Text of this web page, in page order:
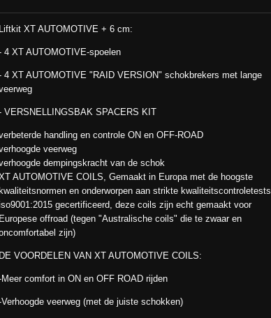
Liftkit XT AUTOMOTIVE + 6 cm:
4 XT AUTOMOTIVE-spoelen
4 XT AUTOMOTIVE "RAID VERSION" schokbrekers met lange
VERSNELLINGSBAK SPACERS KIT
handling en controle ON en OFF-ROAD
veerweg
dempingskracht van de schok
AUTOMOTIVE COILS, Gemaakt in Europa met de hoogste
en onderworpen aan strikte kwaliteitscontroletests,
gecertificeerd, deze coils zijn echt gemaakt voor
Europese offroad (tegen "Australische coils" die te zwaar en
zijn)
DE VOORDELEN VAN XT AUTOMOTIVE COILS:
Meer comfort in ON en OFF ROAD rijden
Verhoogde veerweg (met de juiste schokken)